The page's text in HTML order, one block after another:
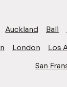
Auckland Bali
London Los
San